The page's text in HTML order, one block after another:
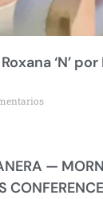
‘N’
—